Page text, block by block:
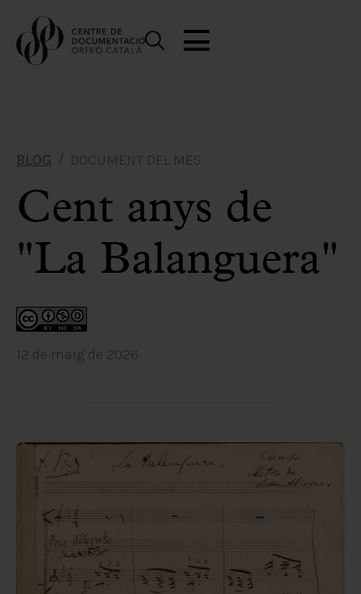
BLOG DOCUMENT DEL MES
Cent anys de
"La Balanguera"
12 de maig de 2026